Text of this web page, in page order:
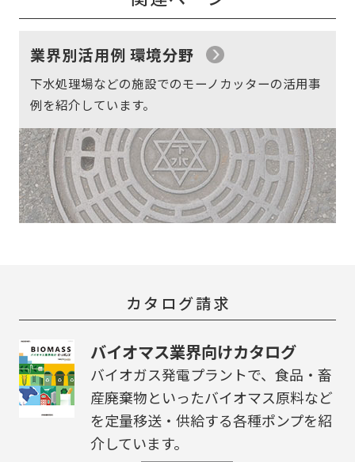
業界別活用例 環境分野
下水処理場などの施設でのモーノカッターの活用事
例を紹介しています。
カタログ請求
バイオマス業界向けカタログ
バイオガス発電プラントで、食品・畜
産廃棄物といったバイオマス原料など
を定量移送・供給する各種ポンプを紹
介しています。